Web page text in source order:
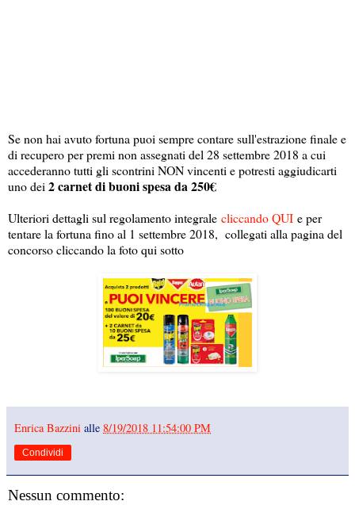
Se non hai avuto fortuna puoi sempre contare sull'estrazione finale e
di recupero per premi non assegnati del 28 settembre 2018 a cui
accederanno tutti gli scontrini NON vincenti e potresti aggiudicarti
uno dei 2 carnet di buoni spesa da 250€
Ulteriori dettagli sul regolamento integrale cliccando QUI e per
tentare la fortuna fino al 1 settembre 2018, collegati alla pagina del
concorso cliccando la foto qui sotto
Enrica Bazzini alle 8/19/2018 11:54:00 PM
Condividi
Nessun commento: